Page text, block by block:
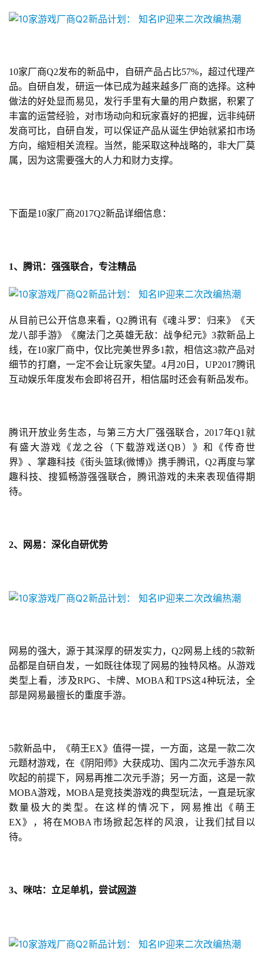
首
页
游
创
游
戏
业
界
戏
机
10家厂商Q2发布的新品中，自研产品占比57%，超过代理产
品。自研自发，研运一体已成为越来越多厂商的选择。这种
做法的好处显而易见，发行手里有大量的用户数据，积累了
丰富的运营经验，对市场动向和玩家喜好的把握，远非纯研
发商可比，自研自发，可以保证产品从诞生伊始就紧扣市场
方向，缩短相关流程。当然，能采取这种战略的，非大厂莫
属，因为这需要强大的人力和财力支撑。
下面是10家厂商2017Q2新品详细信息：
1、腾讯：强强联合，专注精品
从目前已公开信息来看，Q2腾讯有《魂斗罗：归来》《天
龙八部手游》《魔法门之英雄无敌：战争纪元》3款新品上
线，在10家厂商中，仅比完美世界多1款，相信这3款产品对
细节的打磨，一定不会让玩家失望。4月20日，UP2017腾讯
互动娱乐年度发布会即将召开，相信届时还会有新品发布。
腾讯开放业务生态，与第三方大厂强强联合，2017年Q1就
有盛大游戏《龙之谷 （下载游戏送QB ）》和《传奇世
界》、掌趣科技《街头篮球(微博)》携手腾讯，Q2再度与掌
趣科技、搜狐畅游强强联合，腾讯游戏的未来表现值得期
待。
2、网易：深化自研优势
网易的强大，源于其深厚的研发实力，Q2网易上线的5款新
品都是自研自发，一如既往体现了网易的独特风格。从游戏
类型上看，涉及RPG、卡牌、MOBA和TPS这4种玩法，全
部是网易最擅长的重度手游。
5款新品中，《萌王EX》值得一提，一方面，这是一款二次
元题材游戏，在《阴阳师》大获成功、国内二次元手游东风
吹起的前提下，网易再推二次元手游；另一方面，这是一款
MOBA游戏，MOBA是竞技类游戏的典型玩法，一直是玩家
数量极大的类型。在这样的情况下，网易推出《萌王
EX》，将在MOBA市场掀起怎样的风浪，让我们拭目以
待。
3、咪咕：立足单机，尝试网游